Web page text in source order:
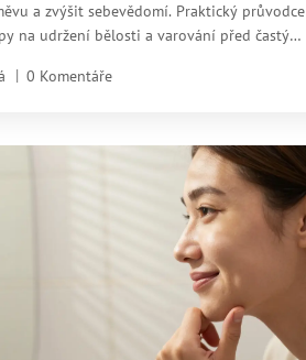
a zvýšit sebevědomí. Praktický průvodce
na udržení bělosti a varování před častými
0 Komentáře